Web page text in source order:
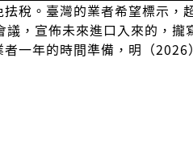
稅。臺灣的業者希望標示，
，宣佈未來進口入來的，攏
一年的時間準備，明（2026